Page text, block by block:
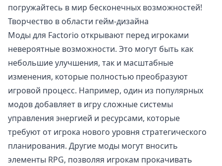
погружайтесь в мир бесконечных возможностей!
Творчество в области гейм-дизайна
Моды для Factorio открывают перед игроками
невероятные возможности. Это могут быть как
небольшие улучшения, так и масштабные
изменения, которые полностью преобразуют
игровой процесс. Например, один из популярных
модов добавляет в игру сложные системы
управления энергией и ресурсами, которые
требуют от игрока нового уровня стратегического
планирования. Другие моды могут вносить
элементы RPG, позволяя игрокам прокачивать